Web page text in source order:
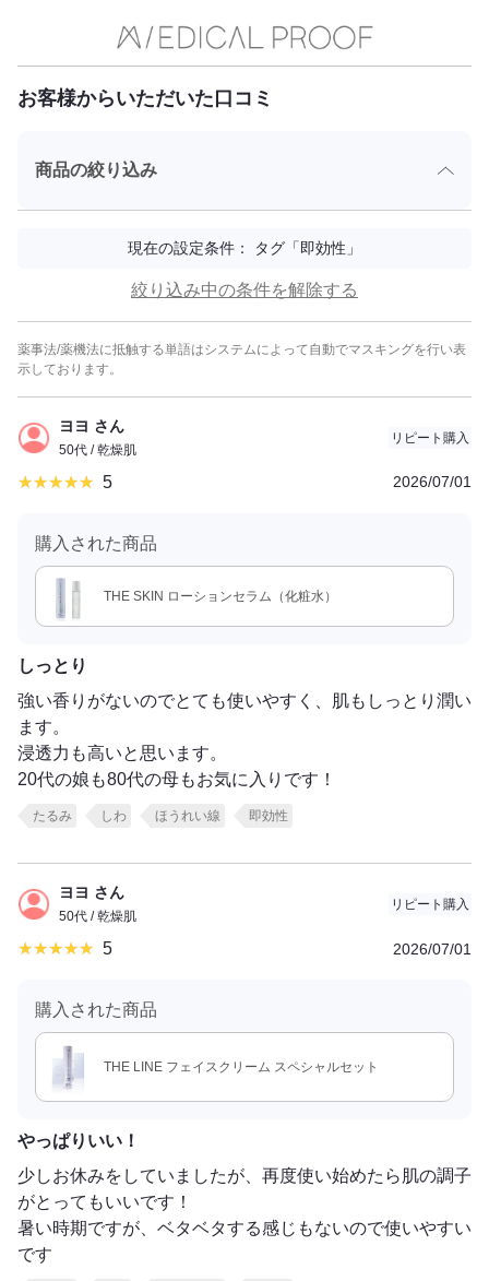
お客様からいただいた口コミ
商品の絞り込み
現在の設定条件： タグ「即効性」
絞り込み中の条件を解除する
薬事法/薬機法に抵触する単語はシステムによって自動でマスキングを行い表
示しております。
ヨヨ さん
50代 / 乾燥肌
リピート購入
5 2026/07/01
購入された商品
THE SKIN ローションセラム（化粧水）
しっとり
強い香りがないのでとても使いやすく、肌もしっとり潤い
ます。
浸透力も高いと思います。
20代の娘も80代の母もお気に入りです！
たるみ しわ ほうれい線 即効性
ヨヨ さん
50代 / 乾燥肌
リピート購入
5 2026/07/01
購入された商品
THE LINE フェイスクリーム スペシャルセット
やっぱりいい！
少しお休みをしていましたが、再度使い始めたら肌の調子
がとってもいいです！
暑い時期ですが、ベタベタする感じもないので使いやすい
です